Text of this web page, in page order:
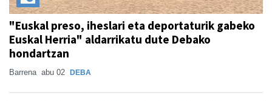
"Euskal preso, iheslari eta deportaturik gabeko
Euskal Herria" aldarrikatu dute Debako
hondartzan
Barrena abu 02 DEBA